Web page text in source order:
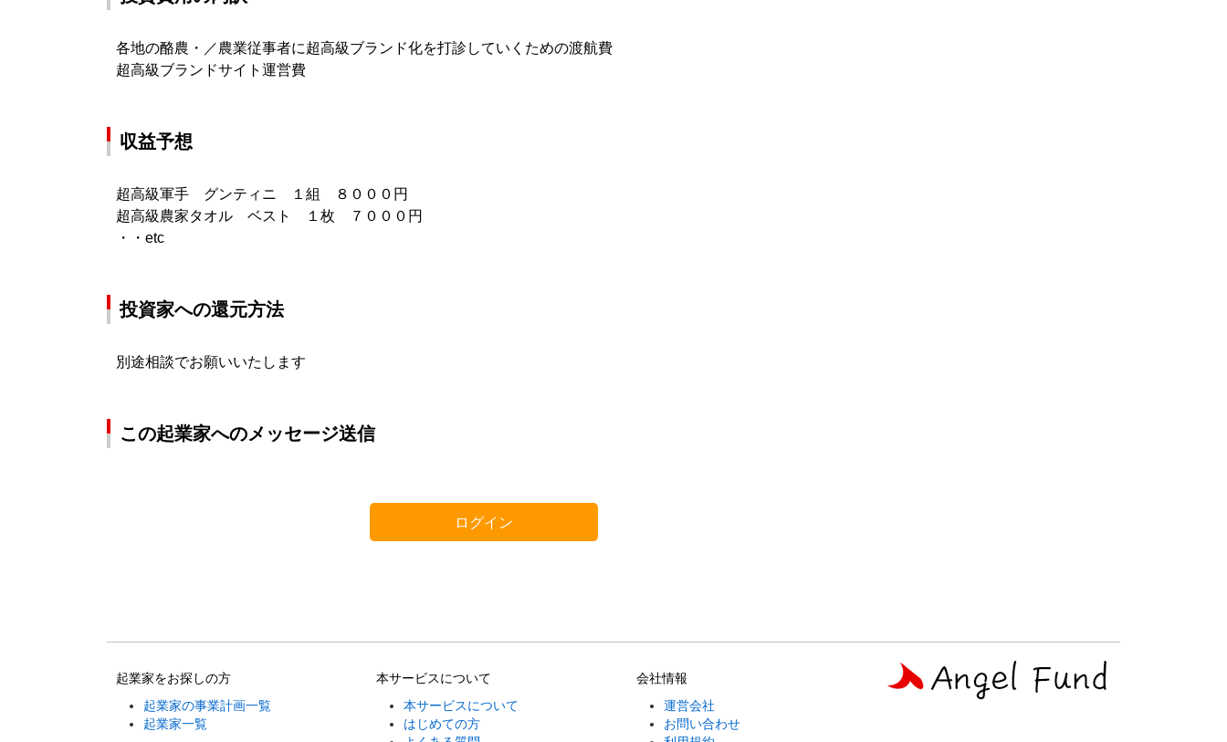
各地の酪農・／農業従事者に超高級ブランド化を打診していくための渡航費
超高級ブランドサイト運営費
収益予想
超高級軍手 グンティニ １組 ８０００円
超高級農家タオル ベスト １枚 ７０００円
・・etc
投資家への還元方法
別途相談でお願いいたします
この起業家へのメッセージ送信
ログイン
起業家をお探しの方
起業家の事業計画一覧
起業家一覧
本サービスについて
本サービスについて
はじめての方
会社情報
運営会社
お問い合わせ